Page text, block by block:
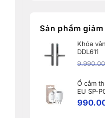
thông
OMNI
và
W2S
OMNI
cho
khách
Bắc
Ninh
Hưng
Smart
lắp
đặt
khóa
minh
Aqara
A100
Vĩnh
Sản phẩm
Khóa
DDL611
Ổ cắm
EU SP-